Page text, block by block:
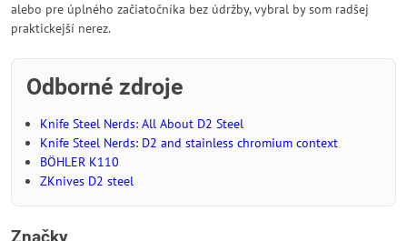
alebo pre úplného začiatočníka bez údržby, vybral by som radšej
praktickejší nerez.
Odborné zdroje
Knife Steel Nerds: All About D2 Steel
Knife Steel Nerds: D2 and stainless chromium context
BÖHLER K110
ZKnives D2 steel